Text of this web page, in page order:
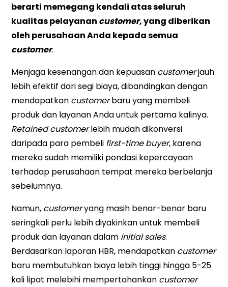
berarti memegang kendali atas seluruh
kualitas pelayanan customer,yang diberikan
oleh perusahaan Anda kepada semua
customer.
Menjaga kesenangan dan kepuasan customerjauh
lebih efektif dari segi biaya, dibandingkan dengan
mendapatkan customerbaru yang membeli
produk dan layanan Anda untuk pertama kalinya.
Retained customerlebih mudah dikonversi
daripada para pembeli first-time buyer, karena
mereka sudah memiliki pondasi kepercayaan
terhadap perusahaan tempat mereka berbelanja
sebelumnya.
Namun, customeryang masih benar-benar baru
seringkali perlu lebih diyakinkan untuk membeli
produk dan layanan dalam initial sales.
Berdasarkan laporan HBR, mendapatkan customer
baru membutuhkan biaya lebih tinggi hingga 5-25
kali lipat melebihi mempertahankan customer